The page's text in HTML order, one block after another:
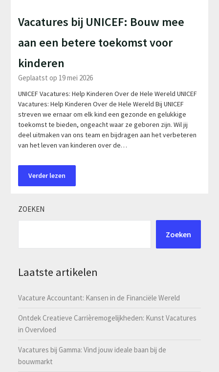
Vacatures bij UNICEF: Bouw mee
aan een betere toekomst voor
kinderen
Geplaatst op 19 mei 2026
UNICEF Vacatures: Help Kinderen Over de Hele Wereld UNICEF
Vacatures: Help Kinderen Over de Hele Wereld Bij UNICEF
streven we ernaar om elk kind een gezonde en gelukkige
toekomst te bieden, ongeacht waar ze geboren zijn. Wil jij
deel uitmaken van ons team en bijdragen aan het verbeteren
van het leven van kinderen over de…
Verder lezen
ZOEKEN
Zoeken
Laatste artikelen
Vacature Accountant: Kansen in de Financiële Wereld
Ontdek Creatieve Carrièremogelijkheden: Kunst Vacatures
in Overvloed
Vacatures bij Gamma: Vind jouw ideale baan bij de
bouwmarkt